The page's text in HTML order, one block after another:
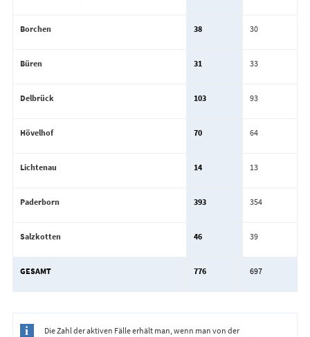
Borchen 38 30
Büren 31 33
Delbrück 103 93
Hövelhof 70 64
Lichtenau 14 13
Paderborn 393 354
Salzkotten 46 39
GESAMT 776 697
Die Zahl der aktiven Fälle erhält man, wenn man von der